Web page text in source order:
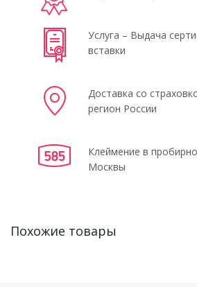
Услуга – Выдача
вставки
Доставка со
регион России
Клеймение в
Москвы
Похожие товары